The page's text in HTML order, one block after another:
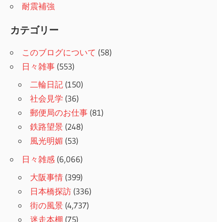
耐震補強
カテゴリー
このブログについて (58)
日々雑事 (553)
二輪日記 (150)
社会見学 (36)
郵便局のお仕事 (81)
鉄路望景 (248)
風光明媚 (53)
日々雑感 (6,066)
大阪事情 (399)
日本橋探訪 (336)
街の風景 (4,737)
迷走本棚 (75)